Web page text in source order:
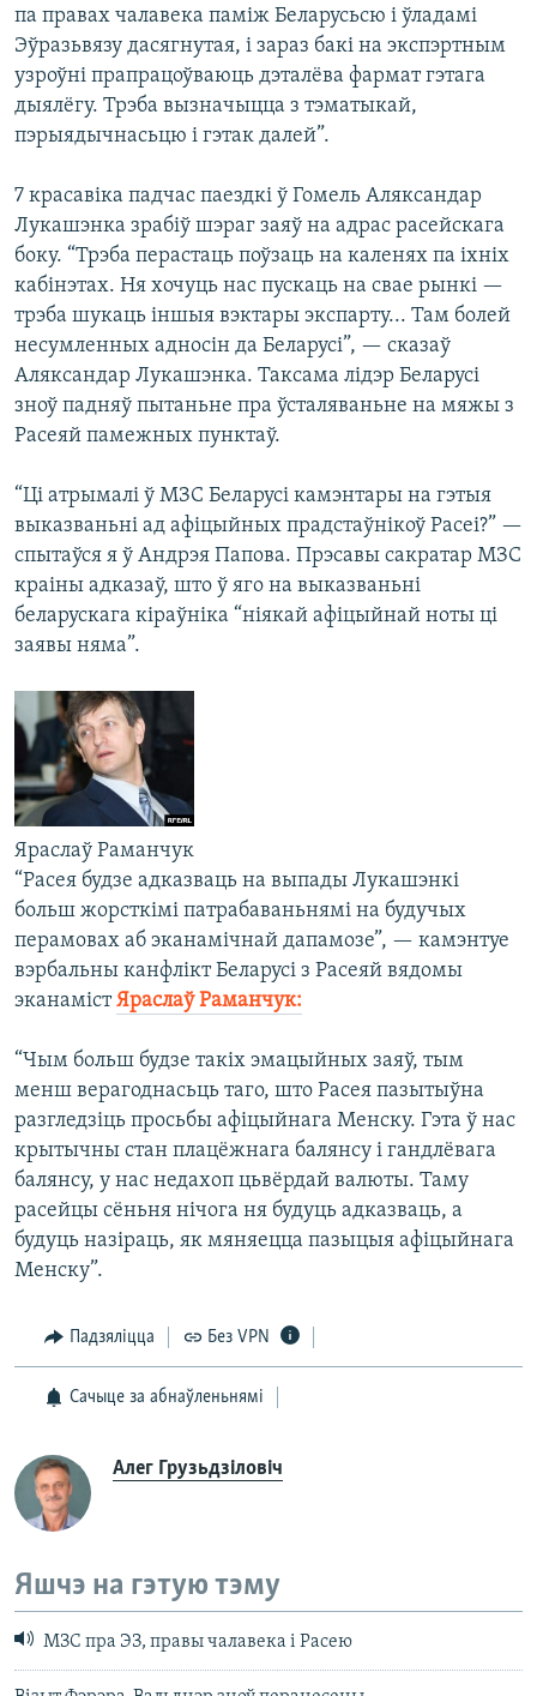
па правах чалавека паміж Беларусьсю і ўладамі
Эўразьвязу дасягнутая, і зараз бакі на экспэртным
узроўні прапрацоўваюць дэталёва фармат гэтага
дыялёгу. Трэба вызначыцца з тэматыкай,
пэрыядычнасьцю і гэтак далей”.
7 красавіка падчас паездкі ў Гомель Аляксандар
Лукашэнка зрабіў шэраг заяў на адрас расейскага
боку. “Трэба перастаць поўзаць на каленях па іхніх
кабінэтах. Ня хочуць нас пускаць на свае рынкі —
трэба шукаць іншыя вэктары экспарту... Там болей
несумленных адносін да Беларусі”, — сказаў
Аляксандар Лукашэнка. Таксама лідэр Беларусі
зноў падняў пытаньне пра ўсталяваньне на мяжы з
Расеяй памежных пунктаў.
“Ці атрымалі ў МЗС Беларусі камэнтары на гэтыя
выказваньні ад афіцыйных прадстаўнікоў Расеі?” —
спытаўся я ў Андрэя Папова. Прэсавы сакратар МЗС
краіны адказаў, што ў яго на выказваньні
беларускага кіраўніка “ніякай афіцыйнай ноты ці
заявы няма”.
Яраслаў Раманчук
“Расея будзе адказваць на выпады Лукашэнкі
больш жорсткімі патрабаваньнямі на будучых
перамовах аб эканамічнай дапамозе”, — камэнтуе
вэрбальны канфлікт Беларусі з Расеяй вядомы
эканамістЯраслаў Раманчук:
“Чым больш будзе такіх эмацыйных заяў, тым
менш верагоднасьць таго, што Расея пазытыўна
разгледзіць просьбы афіцыйнага Менску. Гэта ў нас
крытычны стан плацёжнага балянсу і гандлёвага
балянсу, у нас недахоп цьвёрдай валюты. Таму
расейцы сёньня нічога ня будуць адказваць, а
будуць назіраць, як мяняецца пазыцыя афіцыйнага
Менску”.
Падзяліцца Без VPN
Сачыце за абнаўленьнямі
Алег Грузьдзіловіч
Яшчэ на гэтую тэму
МЗС пра ЭЗ, правы чалавека і Расею